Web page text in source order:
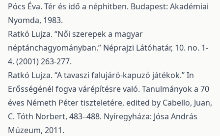
Pócs Éva. Tér és idő a néphitben. Budapest: Akadémiai
Nyomda, 1983.
Ratkó Lujza. “Női szerepek a magyar
néptánchagyományban.” Néprajzi Látóhatár, 10. no. 1-
4. (2001) 263-277.
Ratkó Lujza. “A tavaszi falujáró-kapuzó játékok.” In
Erősségénél fogva várépítésre való. Tanulmányok a 70
éves Németh Péter tiszteletére, edited by Cabello, Juan,
C. Tóth Norbert, 483–488. Nyíregyháza: Jósa András
Múzeum, 2011.